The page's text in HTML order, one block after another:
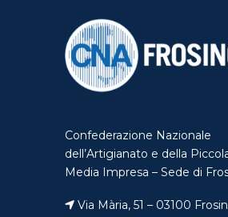
Confederazione Nazionale
dell’Artigianato e della
Media Impresa – Sede di
Via Mària, 51 – 03100